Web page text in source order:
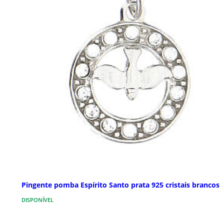
Pingente pomba Espírito Santo prata 925 cristais brancos
DISPONÍVEL